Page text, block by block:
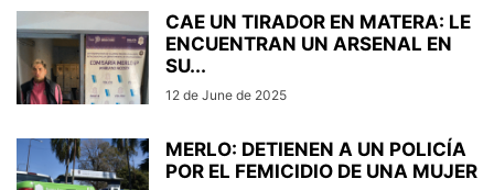
CAE UN TIRADOR EN MATERA: LE
ENCUENTRAN UN ARSENAL EN
SU...
12 de June de 2025
MERLO: DETIENEN A UN POLICÍA
POR EL FEMICIDIO DE UNA MUJER